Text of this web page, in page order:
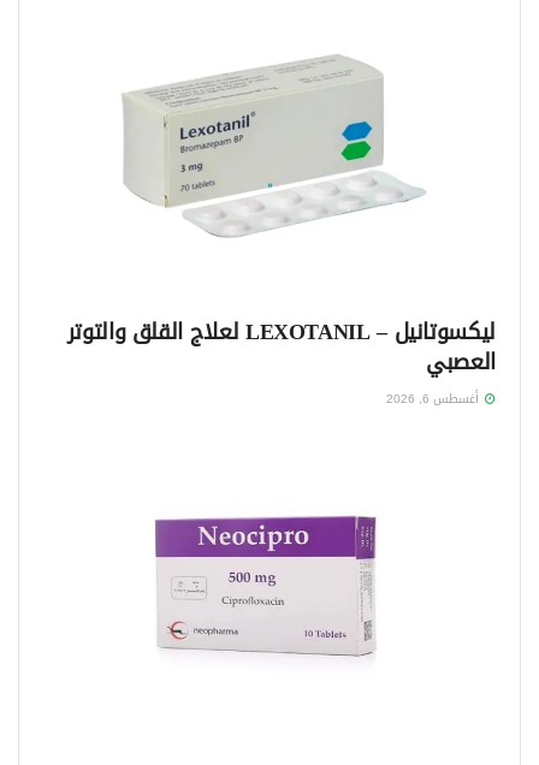
ليكسوتانيل – LEXOTANIL لعلاج القلق والتوتر
العصبي
أغسطس 6, 2026